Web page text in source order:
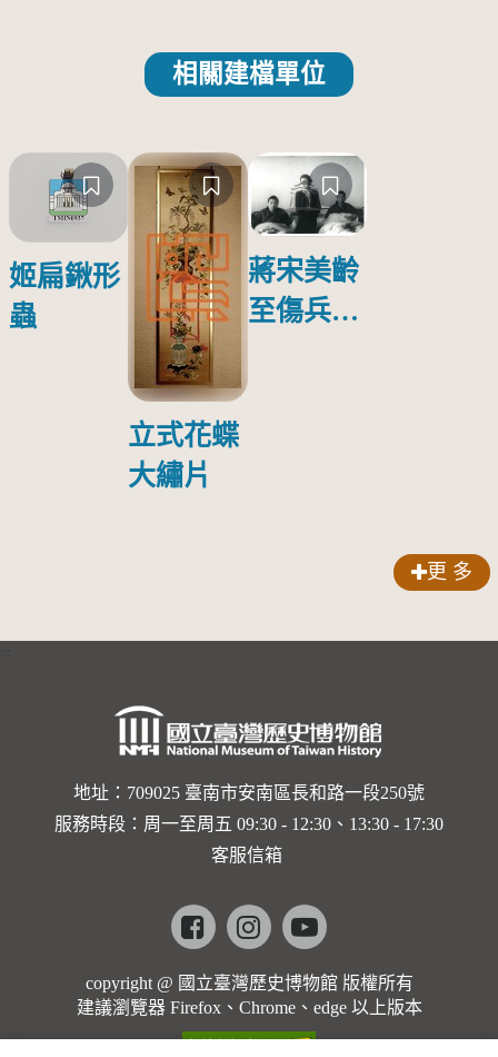
相關建檔單位
姬扁鍬形
蟲
立式花蝶
大繡片
蔣宋美齡
至傷兵醫
傷日本戰
更 多
地址：709025 臺南市安南區長和路一段250號
服務時段：周一至周五 09:30 - 12:30、13:30 - 17:30
客服信箱
Facebookinstagramyoutube
copyright @ 國立臺灣歷史博物館 版權所有
建議瀏覽器 Firefox、Chrome、edge 以上版本